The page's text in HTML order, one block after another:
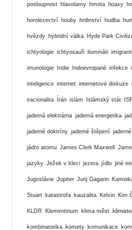
posloupnost hlavolamy hmota hoaxy
horolezectví houby hrdinství hudba
hvězdy hybridní válka Hyde Park
ichtyologie ichtyosauři ilumináti imigranti
imunologie Indie Indoevropané infekce
inteligence internet internetové diskuze
iracionalita Írán islám Islámský stát
jaderná elektrárna jaderná energetika
jaderné doktríny jaderné štěpení
jádro atomu James Clerk Maxwell
jazyky Ježek v kleci jezera jídlo jiné
Jugoslávie Jupiter Jurij Gagarin
Stuart katastrofa kauzalita Kelvin Kim
KLDR Klementinum klima měst
kombinatorika komety komunikace